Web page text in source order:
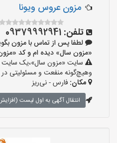
مزون عروس ویونا
تلفن: 09379992941
لطفا پس از تماس با مزون
«مزون سال» دیده ام و کد «مزون-174» را اعلام
سایت «مزون سال»،یک سایت
وهیچ‌گونه منفعت و مسئولیتی در
مکان: فارس - نی‌ریز
انتقال آگهی به اول لیست